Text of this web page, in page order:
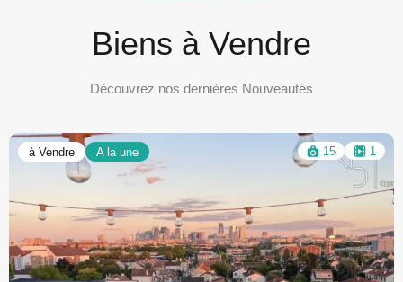
Biens à Vendre
Découvrez nos dernières Nouveautés
à Louer 19